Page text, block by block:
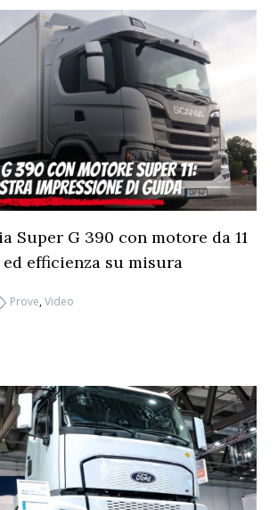
Super G 390 con motore da 11
efficienza su misura
Prove,Video